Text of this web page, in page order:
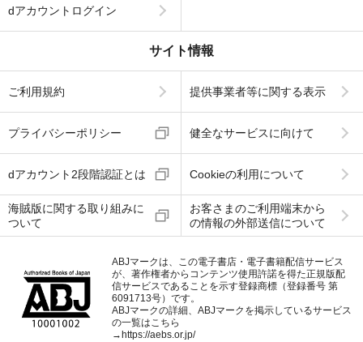
dアカウントログイン
サイト情報
ご利用規約 提供事業者等に関する表示
プライバシーポリシー 健全なサービスに向けて
dアカウント2段階認証とは Cookieの利用について
海賊版に関する取り組みに
ついて
お客さまのご利用端末から
の情報の外部送信について
ABJマークは、この電子書店・電子書籍配信サービス
が、著作権者からコンテンツ使用許諾を得た正規版配
信サービスであることを示す登録商標（登録番号 第
6091713号）です。
ABJマークの詳細、ABJマークを掲示しているサービス
の一覧はこちら
→ https://aebs.or.jp/